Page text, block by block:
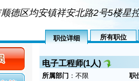
德区均安镇祥安北路2号5楼星
职位详细 所有职位
电子工程师(1人)
所属部门 ：不限
职